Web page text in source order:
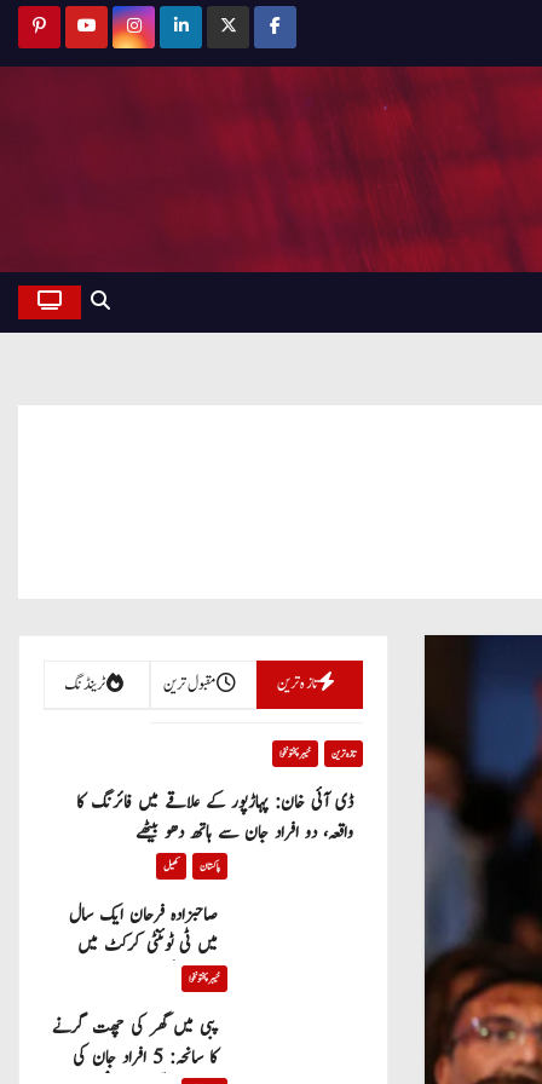
تازہ ترین مقبول ترین ٹرینڈنگ
تازہ ترین خیبر پختونخوا
ڈی آئی خان: پہاڑپور کے علاقے میں فائرنگ کا
واقعہ، دو افراد جان سے ہاتھ دھو بیٹھے
پاکستان کھیل
صاحبزادہ فرحان ایک سال
میں ٹی ٹوئنٹی کرکٹ میں
100 چھکے لگانے والے پہلے
پاکستانی بیٹر بن گئے
خیبر پختونخوا
پبی میں گھر کی چھت گرنے
کا سانحہ: 5 افراد جان کی